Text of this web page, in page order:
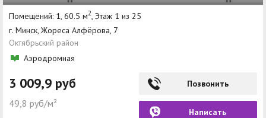
Помещений: 1, 60.5 м2, Этаж 1 из 25
г. Минск, Жореса Алфёрова, 7
Октябрьский район
Аэродромная
3 009,9 руб
49,8 руб/м²
Позвонить
Написать